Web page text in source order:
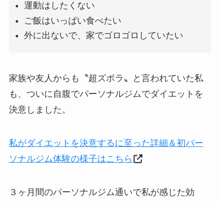
運動はしたくない
ご飯はいっぱい食べたい
外に出ないで、家でゴロゴロしていたい
家族や友人からも〝超ズボラ〟と言われていた私
も、ついに自腹でパーソナルジムでダイエットを
決意しました。
私がダイエットを決意するに至った詳細＆初パー
ソナルジム体験の様子はこちら
３ヶ月間のパーソナルジム通いで私が感じた効